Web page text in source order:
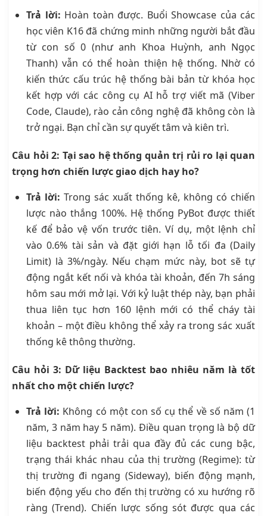
Trả lời: Hoàn toàn được. Buổi Showcase của các
học viên K16 đã chứng minh những người bắt đầu
từ con số 0 (như anh Khoa Huỳnh, anh Ngọc
Thanh) vẫn có thể hoàn thiện hệ thống. Nhờ có
kiến thức cấu trúc hệ thống bài bản từ khóa học
kết hợp với các công cụ AI hỗ trợ viết mã (Viber
Code, Claude), rào cản công nghệ đã không còn là
trở ngại. Bạn chỉ cần sự quyết tâm và kiên trì.
Câu hỏi 2: Tại sao hệ thống quản trị rủi ro lại quan
trọng hơn chiến lược giao dịch hay ho?
Trả lời: Trong sác xuất thống kê, không có chiến
lược nào thắng 100%. Hệ thống PyBot được thiết
kế để bảo vệ vốn trước tiên. Ví dụ, một lệnh chỉ
vào 0.6% tài sản và đặt giới hạn lỗ tối đa (Daily
Limit) là 3%/ngày. Nếu chạm mức này, bot sẽ tự
động ngắt kết nối và khóa tài khoản, đến 7h sáng
hôm sau mới mở lại. Với kỷ luật thép này, bạn phải
thua liên tục hơn 160 lệnh mới có thể cháy tài
khoản – một điều không thể xảy ra trong sác xuất
thống kê thông thường.
Câu hỏi 3: Dữ liệu Backtest bao nhiêu năm là tốt
nhất cho một chiến lược?
Trả lời: Không có một con số cụ thể về số năm (1
năm, 3 năm hay 5 năm). Điều quan trọng là bộ dữ
liệu backtest phải trải qua đầy đủ các cung bậc,
trạng thái khác nhau của thị trường (Regime): từ
thị trường đi ngang (Sideway), biến động mạnh,
biến động yếu cho đến thị trường có xu hướng rõ
ràng (Trend). Chiến lược sống sót được qua các